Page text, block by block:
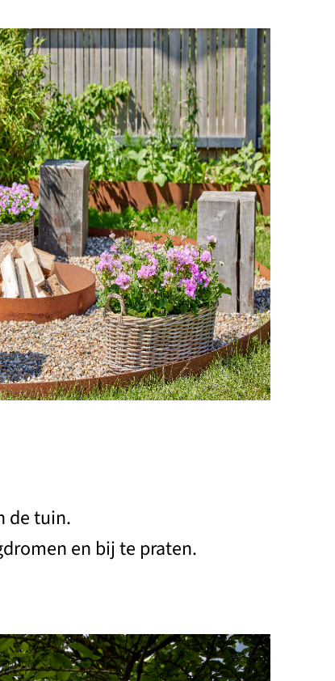
de tuin.
en bij te praten.